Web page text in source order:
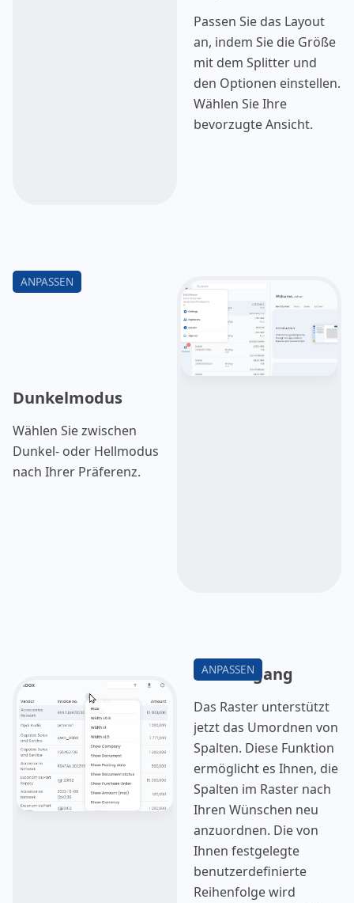
Passen Sie das Layout
an, indem Sie die Größe
mit dem Splitter und
den Optionen einstellen.
Wählen Sie Ihre
bevorzugte Ansicht.
Dunkelmodus
Wählen Sie zwischen
Dunkel- oder Hellmodus
nach Ihrer Präferenz.
Posteingang
Das Raster unterstützt
jetzt das Umordnen von
Spalten. Diese Funktion
ermöglicht es Ihnen, die
Spalten im Raster nach
Ihren Wünschen neu
anzuordnen. Die von
Ihnen festgelegte
benutzerdefinierte
Reihenfolge wird